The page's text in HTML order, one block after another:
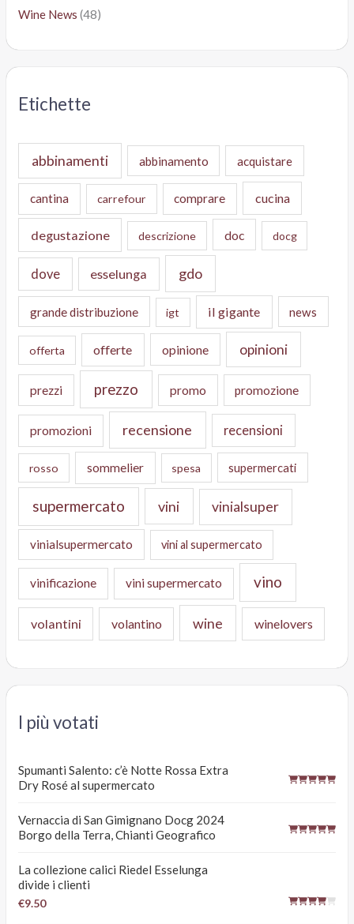
Wine News (48)
Etichette
abbinamenti abbinamento acquistare
cantina carrefour comprare cucina
degustazione descrizione doc docg
dove esselunga gdo
grande distribuzione igt il gigante news
offerta offerte opinione opinioni
prezzi prezzo promo promozione
promozioni recensione recensioni
rosso sommelier spesa supermercati
supermercato vini vinialsuper
vinialsupermercato vini al supermercato
vinificazione vini supermercato vino
volantini volantino wine winelovers
I più votati
Spumanti Salento: c’è Notte Rossa Extra
Dry Rosé al supermercato
Vernaccia di San Gimignano Docg 2024
Borgo della Terra, Chianti Geografico
La collezione calici Riedel Esselunga
divide i clienti
€9.50